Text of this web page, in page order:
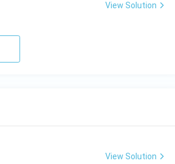
View Solution
View Solution